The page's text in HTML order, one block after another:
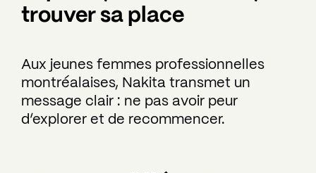
trouver sa place
Aux jeunes femmes professionnelles
montréalaises, Nakita transmet un
message clair : ne pas avoir peur
d’explorer et de recommencer.